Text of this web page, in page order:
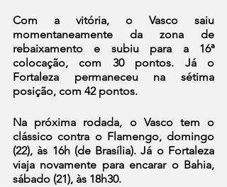
Com a vitória, o Vasco saiu
momentaneamente da zona de
rebaixamento e subiu para a 16ª
colocação, com 30 pontos. Já o
Fortaleza permaneceu na sétima
posição, com 42 pontos.
Na próxima rodada, o Vasco tem o
clássico contra o Flamengo, domingo
(22), às 16h (de Brasília). Já o Fortaleza
viaja novamente para encarar o Bahia,
sábado (21), às 18h30.